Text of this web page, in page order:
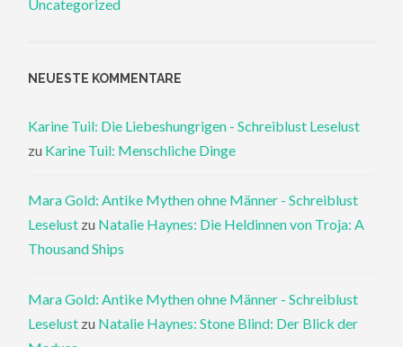
Uncategorized
NEUESTE KOMMENTARE
Karine Tuil: Die Liebeshungrigen - Schreiblust Leselust
zu Karine Tuil: Menschliche Dinge
Mara Gold: Antike Mythen ohne Männer - Schreiblust
Leselust zu Natalie Haynes: Die Heldinnen von Troja: A
Thousand Ships
Mara Gold: Antike Mythen ohne Männer - Schreiblust
Leselust zu Natalie Haynes: Stone Blind: Der Blick der